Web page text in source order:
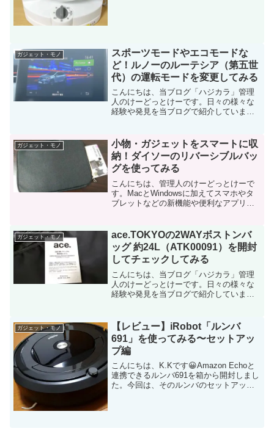
ガジェット・モノ
スポーツモードやエコモードな
ど！ルノーのルーテシア（第五世
代）の運転モードを変更してみる
こんにちは、当ブログ「ハジカラ」管理
人のけーどっとけーです。日々の様々な
経験や発見を当ブログで紹介していま
す。ドライブも好きなので休日は関東近
辺を巡っています。愛車はル...
ガジェット・モノ
小物・ガジェットをスマートに収
納！ダイソーのリバーシブルバッ
グを使ってみる
こんにちは、管理人のけーどっとけーで
す。MacとWindowsに加えてスマホやタ
ブレットなどの新機能や便利なアプリを
当ブログで紹介しています。ほぼ毎日更
新しているので、...
ガジェット・モノ
ace.TOKYOの2WAYボストンバ
ッグ 約24L（ATK00091）を開封
してチェックしてみる
こんにちは、当ブログ「ハジカラ」管理
人のけーどっとけーです。日々の様々な
経験や発見を当ブログで紹介していま
は、新しくace.TOKYOのボストンバッグ
を買ったのでその開封...
ガジェット・モノ
【レビュー】iRobot「ルンバ
691」を使ってみる〜セットアッ
プ編
こんにちは、K.Kです😀Amazon Echoと
連携できるルンバ691を箱から開封しまし
た。今回は、そのルンバのセットアップ